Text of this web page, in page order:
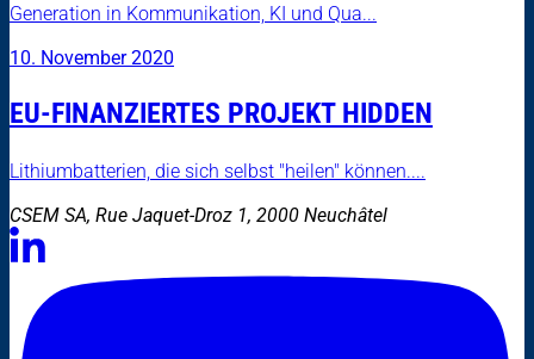
Generation in Kommunikation, KI und Qua...
10. November 2020
EU-FINANZIERTES PROJEKT HIDDEN
Lithiumbatterien, die sich selbst "heilen" können....
CSEM SA, Rue Jaquet-Droz 1, 2000 Neuchâtel